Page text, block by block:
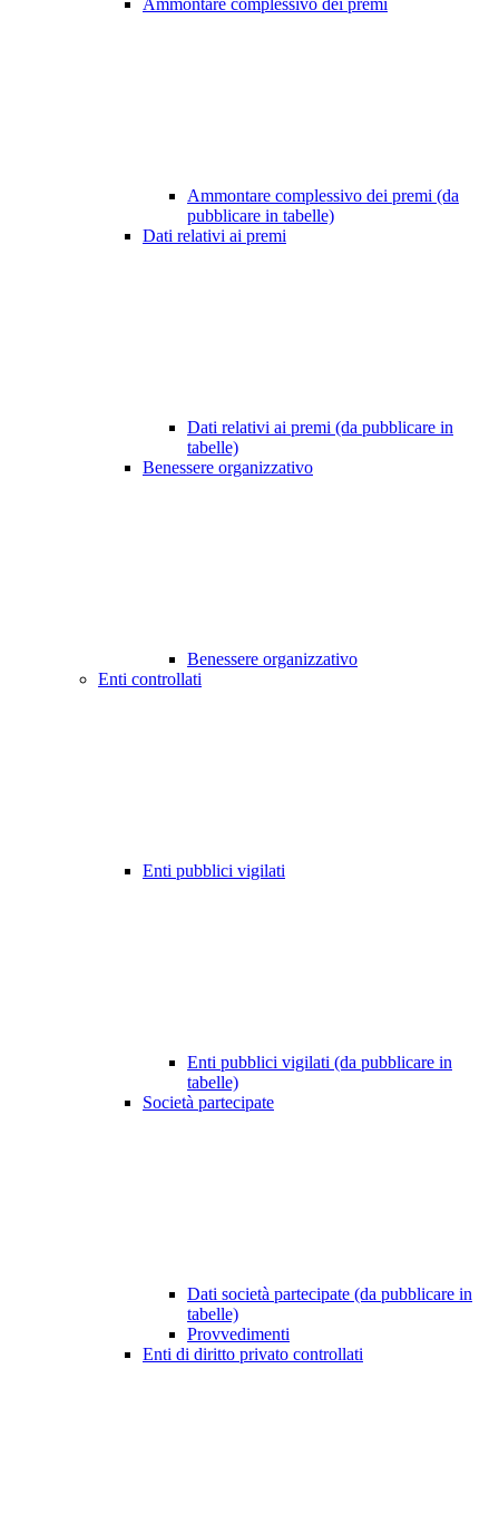
Ammontare complessivo dei premi
Ammontare complessivo dei premi (da
pubblicare in tabelle)
Dati relativi ai premi
Dati relativi ai premi (da pubblicare in
tabelle)
Benessere organizzativo
Benessere organizzativo
Enti controllati
Enti pubblici vigilati
Enti pubblici vigilati (da pubblicare in
tabelle)
Società partecipate
Dati società partecipate (da pubblicare in
tabelle)
Provvedimenti
Enti di diritto privato controllati